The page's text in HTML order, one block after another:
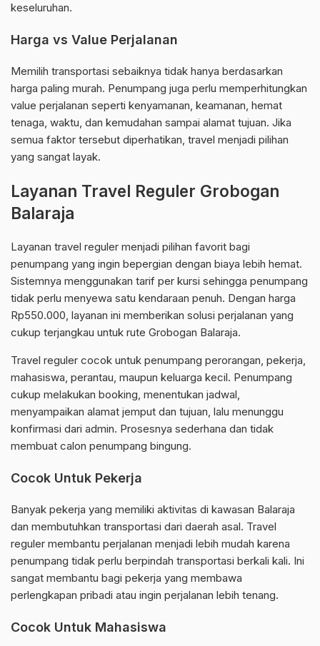
keseluruhan.
Harga vs Value Perjalanan
Memilih transportasi sebaiknya tidak hanya berdasarkan
harga paling murah. Penumpang juga perlu memperhitungkan
value perjalanan seperti kenyamanan, keamanan, hemat
tenaga, waktu, dan kemudahan sampai alamat tujuan. Jika
semua faktor tersebut diperhatikan, travel menjadi pilihan
yang sangat layak.
Layanan Travel Reguler Grobogan
Balaraja
Layanan travel reguler menjadi pilihan favorit bagi
penumpang yang ingin bepergian dengan biaya lebih hemat.
Sistemnya menggunakan tarif per kursi sehingga penumpang
tidak perlu menyewa satu kendaraan penuh. Dengan harga
Rp550.000, layanan ini memberikan solusi perjalanan yang
cukup terjangkau untuk rute Grobogan Balaraja.
Travel reguler cocok untuk penumpang perorangan, pekerja,
mahasiswa, perantau, maupun keluarga kecil. Penumpang
cukup melakukan booking, menentukan jadwal,
menyampaikan alamat jemput dan tujuan, lalu menunggu
konfirmasi dari admin. Prosesnya sederhana dan tidak
membuat calon penumpang bingung.
Cocok Untuk Pekerja
Banyak pekerja yang memiliki aktivitas di kawasan Balaraja
dan membutuhkan transportasi dari daerah asal. Travel
reguler membantu perjalanan menjadi lebih mudah karena
penumpang tidak perlu berpindah transportasi berkali kali. Ini
sangat membantu bagi pekerja yang membawa
perlengkapan pribadi atau ingin perjalanan lebih tenang.
Cocok Untuk Mahasiswa